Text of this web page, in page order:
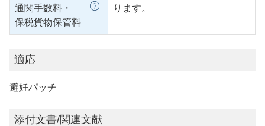
通関手数料・
保税貨物保管料
ります。
適応
避妊パッチ
添付文書/関連文献